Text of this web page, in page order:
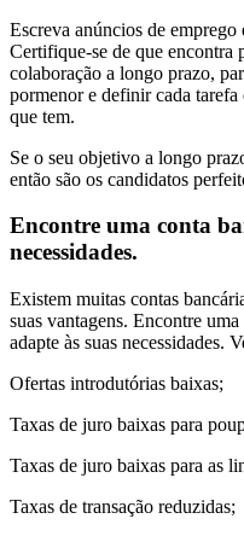
Escreva anúncios de
Certifique-se de que encontra
colaboração a longo prazo,
pormenor e definir cada
que tem.
Se o seu objetivo a longo
então são os candidatos
Encontre uma conta
necessidades.
Existem muitas contas
suas vantagens. Encontre
adapte às suas necessidades.
Ofertas introdutórias baixas;
Taxas de juro baixas para
Taxas de juro baixas para as
Taxas de transação reduzidas;